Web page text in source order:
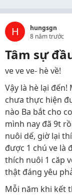
H
hungsgn
8 năm trước
Tâm sự
ve ve ve- hè về!
Vậy là hè lại
chưa thực hiện
nào Ba bắt cho
mình nay đã 9t
nuôi dế, giờ lại
được 1 chú ve là
thích nuôi 1 căp
thật đáng yêu
Mỗi năm khi kết